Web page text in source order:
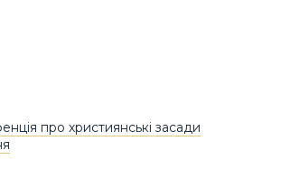
про християнські засади